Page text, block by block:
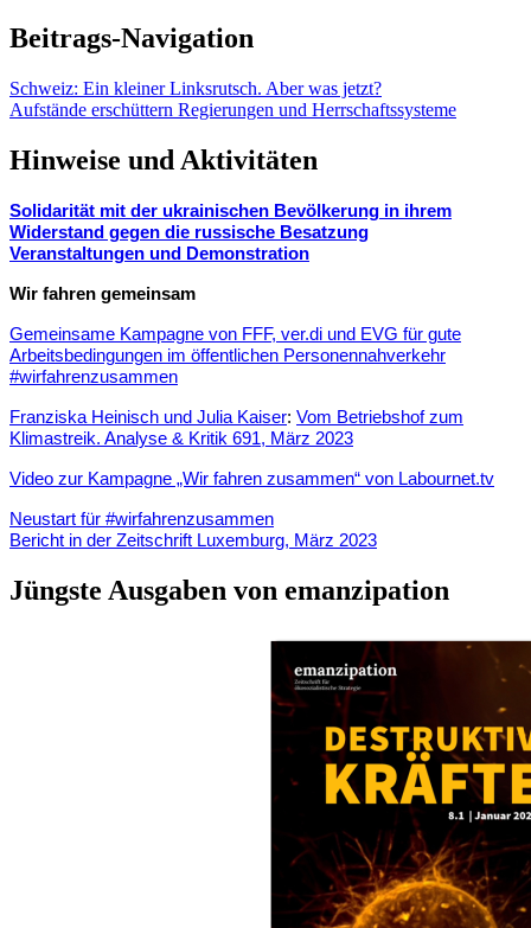
Beitrags-Navigation
Schweiz: Ein kleiner Linksrutsch. Aber was jetzt?
Aufstände erschüttern Regierungen und Herrschaftssysteme
Hinweise und Aktivitäten
Solidarität mit der ukrainischen Bevölkerung in ihrem
Widerstand gegen die russische Besatzung
Veranstaltungen und Demonstration
Wir fahren gemeinsam
Gemeinsame Kampagne von FFF, ver.di und EVG für gute
Arbeitsbedingungen im öffentlichen Personennahverkehr
#wirfahrenzusammen
Franziska Heinisch und Julia Kaiser: Vom Betriebshof zum
Klimastreik. Analyse & Kritik 691, März 2023
Video zur Kampagne „Wir fahren zusammen“ von Labournet.tv
Neustart für #wirfahrenzusammen
Bericht in der Zeitschrift Luxemburg, März 2023
Jüngste Ausgaben von emanzipation